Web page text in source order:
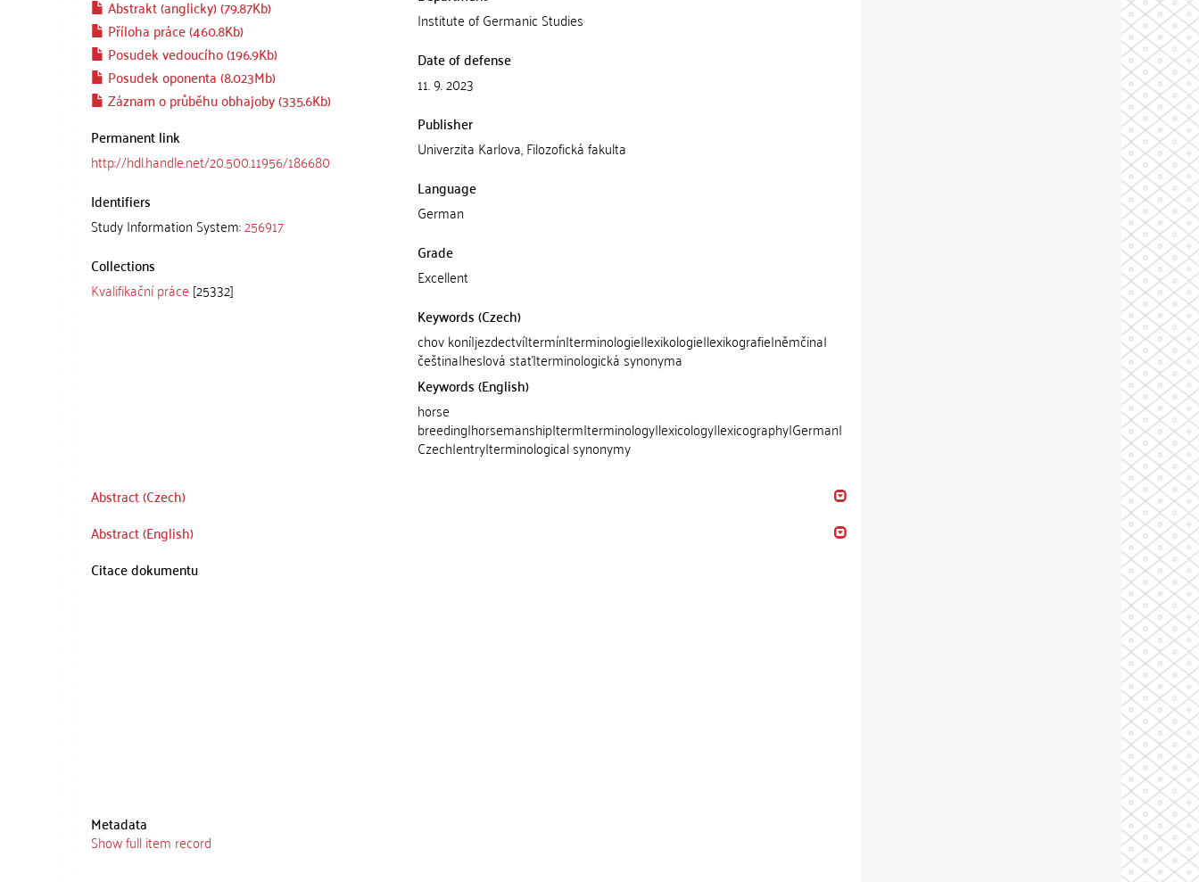
Abstrakt (anglicky) (79.87Kb)
Příloha práce (460.8Kb)
Posudek vedoucího (196.9Kb)
Posudek oponenta (8.023Mb)
Záznam o průběhu obhajoby (335.6Kb)
Permanent link
http://hdl.handle.net/20.500.11956/186680
Identifiers
Study Information System:256917
Collections
Kvalifikační práce [25332]
Institute of Germanic Studies
Date of defense
11. 9. 2023
Publisher
Univerzita Karlova, Filozofická fakulta
Language
German
Grade
Excellent
Keywords (Czech)
chov koní|jezdectví|termín|terminologie|lexikologie|lexikografie|němčina|
čeština|heslová stať|terminologická synonyma
Keywords (English)
horse
breeding|horsemanship|term|terminology|lexicology|lexicography|German|
Czech|entry|terminological synonymy
Abstract (Czech)
Abstract (English)
Citace dokumentu
Metadata
Show full item record